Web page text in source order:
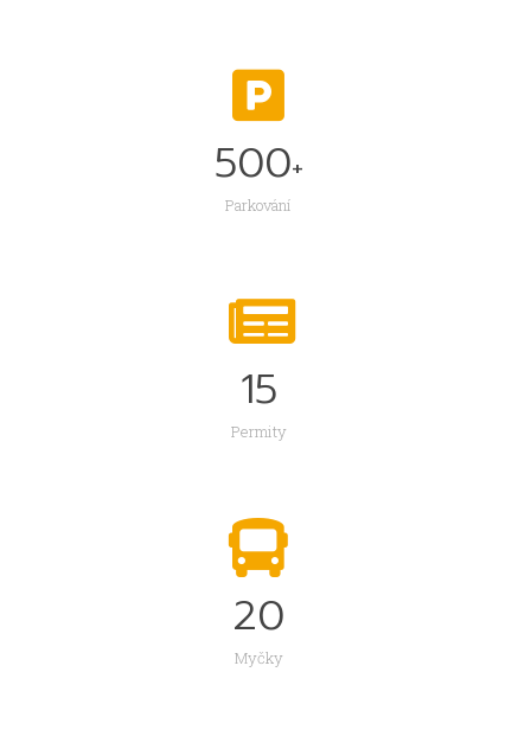
500+
Parkování
15
Permity
20
Myčky